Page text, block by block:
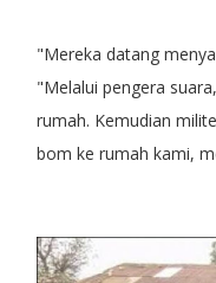
"Mereka datang
"Melalui pengera
rumah. Kemudian
bom ke rumah kami,